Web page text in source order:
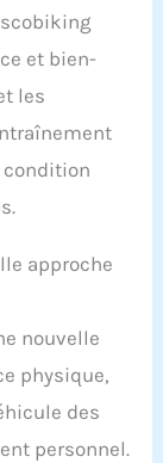
et bien-
les
approche
nouvelle
physique,
des
personnel.